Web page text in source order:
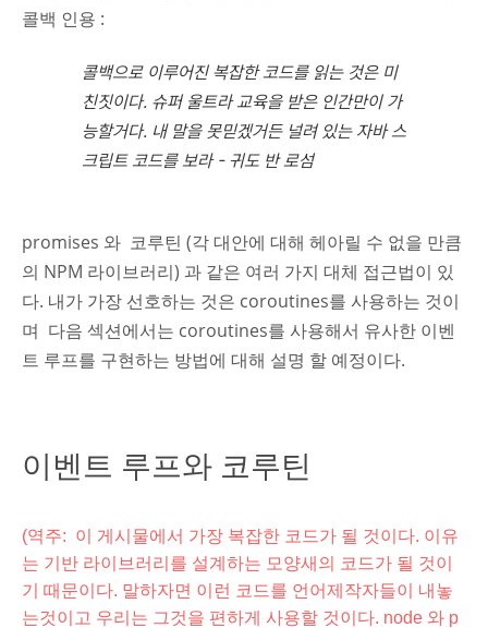
콜백 인용 :
콜백으로 이루어진 복잡한 코드를 읽는 것은 미
친짓이다. 슈퍼 울트라 교육을 받은 인간만이 가
능할거다. 내말을 못믿겠거든 널려 있는 자바 스
크립트 코드를 보라 -귀도 반 로섬
promises 와 코루틴 (각 대안에 대해 헤아릴 수 없을 만큼
의 NPM 라이브러리) 과 같은 여러 가지 대체 접근법이 있
다. 내가 가장 선호하는 것은 coroutines를 사용하는 것이
며 다음 섹션에서는 coroutines를 사용해서 유사한 이벤
트 루프를 구현하는 방법에 대해 설명 할 예정이다.
이벤트 루프와 코루틴
(역주: 이 게시물에서 가장 복잡한 코드가 될 것이다. 이유
는 기반 라이브러리를 설계하는 모양새의 코드가 될 것이
기 때문이다. 말하자면 이런 코드를 언어제작자들이 내놓
는것이고 우리는 그것을 편하게 사용할 것이다. node 와 p